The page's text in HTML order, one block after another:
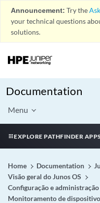
Announcement: Try the
your technical questions
solutions.
Documentation
Menu
EXPLORE PATHFINDER
Home Documentation
Visão geral do Junos OS
Configuração e
Monitoramento de